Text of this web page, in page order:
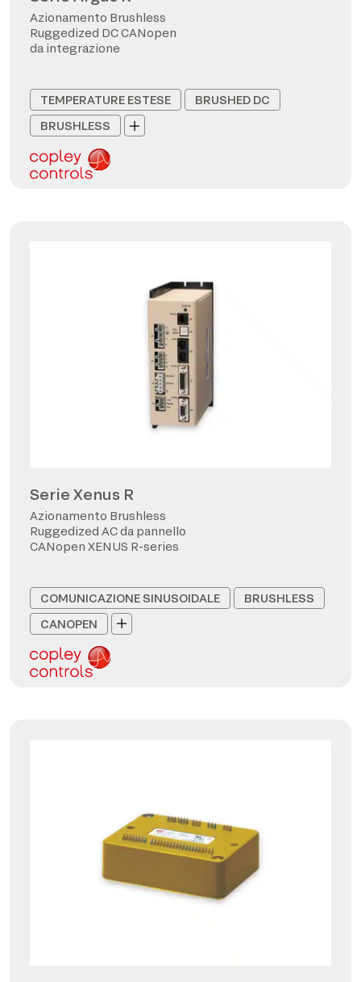
Azionamento Brushless
Ruggedized DC CANopen
da integrazione
TEMPERATURE ESTESE
BRUSHED DC
BRUSHLESS
Serie Xenus R
Azionamento Brushless
Ruggedized AC da pannello
CANopen XENUS R-series
COMUNICAZIONE SINUSOIDALE
BRUSHLESS
CANOPEN